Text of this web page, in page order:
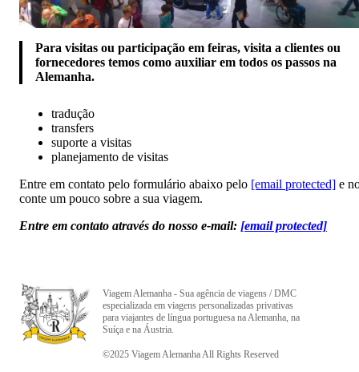
Para visitas ou participação em feiras, visita a clientes ou
fornecedores temos como auxiliar em todos os passos na
Alemanha.
tradução
transfers
suporte a visitas
planejamento de visitas
Entre em contato pelo formulário abaixo pelo [email protected] e
conte um pouco sobre a sua viagem.
Entre em contato através do nosso e-mail: [email protected]
Viagem Alemanha - Sua agência de viagens / DMC
especializada em viagens personalizadas privativas
para viajantes de língua portuguesa na Alemanha, na
Suíça e na Áustria.
©2025 Viagem Alemanha All Rights Reserved